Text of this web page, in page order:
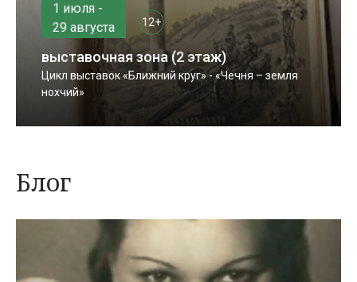
1 июля -
29 августа
12+
выставочная зона (2 этаж)
Цикл выставок «Ближний круг» - «Чечня – земля
нохчий»
Блог